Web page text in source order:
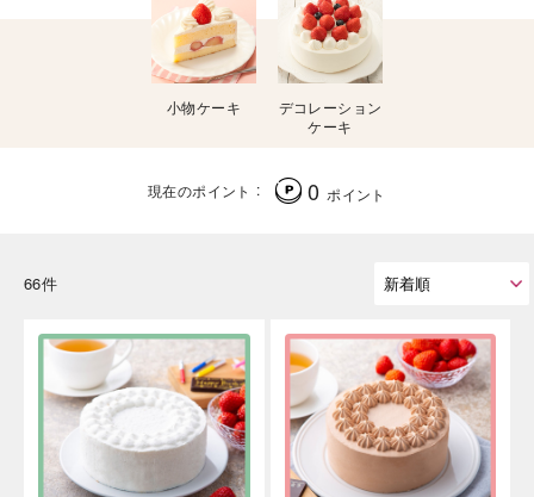
小物ケーキ
デコレーション
ケーキ
現在のポイント 0 ポイント
66件